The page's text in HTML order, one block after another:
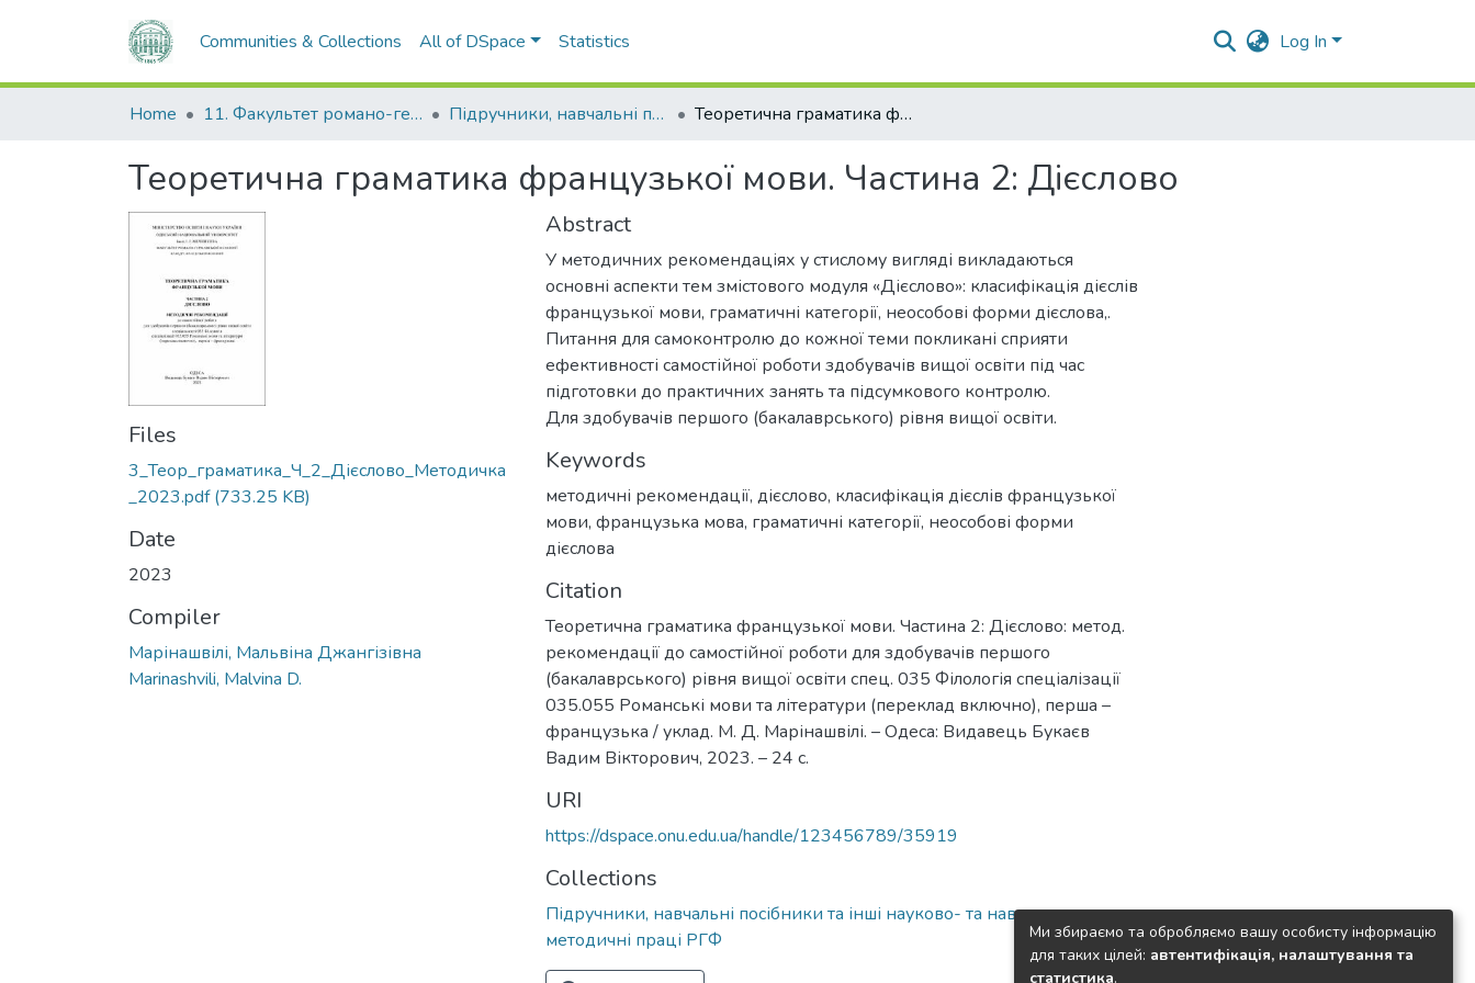
Communities & Collections All of DSpace Statistics Log In
Home 11. Факультет романо-германської філології Підручники, навчальні посібники та інші науково- та навчально-методичні праці РГФ Теоретична граматика французької мови. Частина 2: Дієслово
Теоретична граматика французької мови. Частина 2: Дієслово
Files
3_Теор_граматика_Ч_2_Дієслово_Методичка
_2023.pdf(733.25 KB)
Date
2023
Compiler
Марінашвілі, Мальвіна Джангізівна
Marinashvili, Malvina D.
Abstract
У методичних рекомендаціях у стислому вигляді викладаються
основні аспекти тем змістового модуля «Дієслово»: класифікація дієслів
французької мови, граматичні категорії, неособові форми дієслова,.
Питання для самоконтролю до кожної теми покликані сприяти
ефективності самостійної роботи здобувачів вищої освіти під час
підготовки до практичних занять та підсумкового контролю.
Для здобувачів першого (бакалаврського) рівня вищої освіти.
Keywords
методичні рекомендації, дієслово, класифікація дієслів французької
мови, французька мова, граматичні категорії, неособові форми
дієслова
Citation
Теоретична граматика французької мови. Частина 2: Дієслово: метод.
рекомендації до самостійної роботи для здобувачів першого
(бакалаврського) рівня вищої освіти спец. 035 Філологія спеціалізації
035.055 Романські мови та літератури (переклад включно), перша –
французька / уклад. М. Д. Марінашвілі. – Одеса: Видавець Букаєв
Вадим Вікторович, 2023. – 24 с.
URI
https://dspace.onu.edu.ua/handle/123456789/35919
Collections
Підручники, навчальні посібники та інші науково- та навчально-
методичні праці РГФ
Ми збираємо та обробляємо вашу особисту інформацію
для таких цілей: автентифікація, налаштування та
статистика.